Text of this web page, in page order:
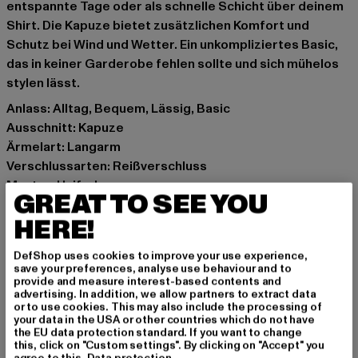
entspannte Tage oder als schnelle Schicht über deinem
Shirt. Die Kapuze bietet zusätzlichen Komfort und
Schutz bei Wind und Wetter. Ein unkompliziertes Basic,
das in keiner Garderobe fehlen sollte und sich mühelos
stylen lässt.
Anlass: Alltag, Bequem, Lässig, Basic
Ausschnitt: Kapuze
Ärmelart: Langarm
Verschlussarten: Reißverschluss
Muster: Unifarben
Details: Rippstrickbündchen, Einschubtaschen
Schnitt: Oversize
Marke: DEF
Kat.: Bekleidung
Farbe: braun
Hersteller Farbe: brown washed01
Materialzusammensetzung: 80% Baumwolle, 20%
Polyester
GREAT TO SEE YOU
HERE!
DefShop uses cookies to improve your use experience,
save your preferences, analyse use behaviour and to
provide and measure interest-based contents and
advertising. In addition, we allow partners to extract data
or to use cookies. This may also include the processing of
your data in the USA or other countries which do not have
the EU data protection standard. If you want to change
this, click on "Custom settings". By clicking on "Accept" you